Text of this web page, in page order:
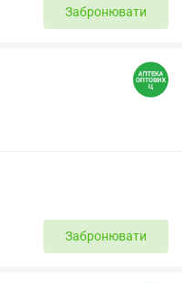
Забронювати
Забронювати